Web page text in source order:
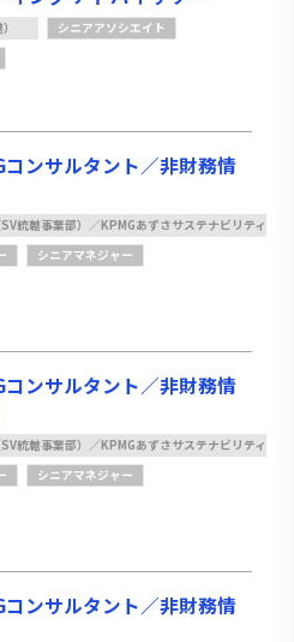
）
シニアアソシエイト
コンサルタント／非財務情
統轄事業部）／KPMGあずさサステナビリティ
シニアマネジャー
コンサルタント／非財務情
統轄事業部）／KPMGあずさサステナビリティ
シニアマネジャー
コンサルタント／非財務情